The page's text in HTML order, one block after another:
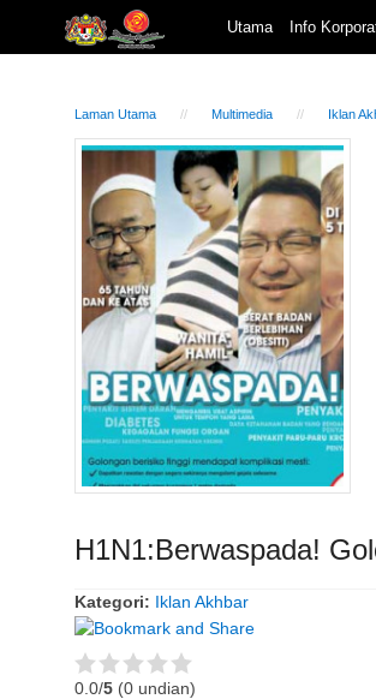
Utama Info
Laman Utama Multimedia Iklan
H1N1:Berwaspada!
Kategori: Iklan Akhbar
0.0/5 (0 undian)